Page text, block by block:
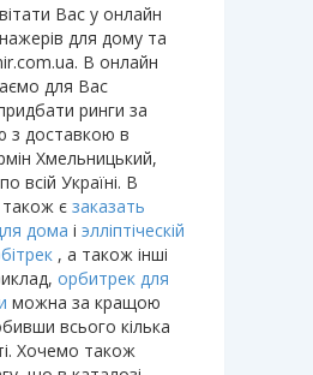
Вас у онлайн
для дому та
В онлайн
для Вас
ринги за
з доставкою в
Хмельницький,
всій Україні. В
також є заказать
дома і элліптіческій
, а також інші
орбитрек для
можна за кращою
всього кілька
Хочемо також